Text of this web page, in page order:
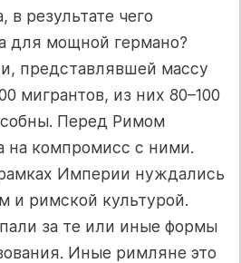
результате чего
для мощной германо?
представлявшей массу
мигрантов, из них 80–100
Перед Римом
на компромисс с ними.
Империи нуждались
и римской культурой.
за те или иные формы
Иные римляне это